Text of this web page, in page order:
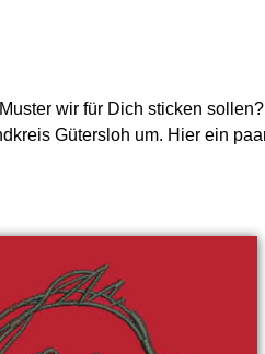
wir für Dich sticken
Gütersloh um. Hier ein